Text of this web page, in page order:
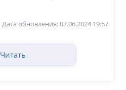
Дата обновления: 07.06.2024 19:57
Читать